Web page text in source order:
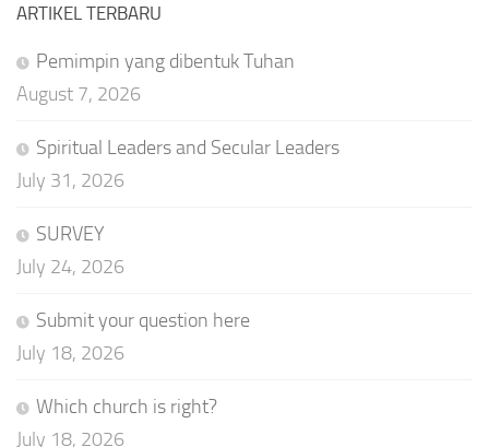
ARTIKEL TERBARU
Pemimpin yang dibentuk Tuhan
August 7, 2026
Spiritual Leaders and Secular Leaders
July 31, 2026
SURVEY
July 24, 2026
Submit your question here
July 18, 2026
Which church is right?
July 18, 2026